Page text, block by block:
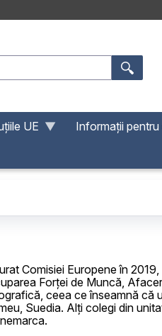
.
UE Informații pentru
Comisiei Europene în
Forței de Muncă,
ceea ce înseamnă că
Suedia. Alți colegi din